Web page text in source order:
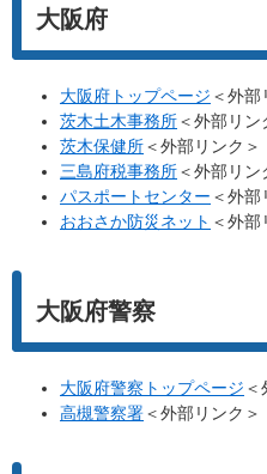
大阪府
大阪府トップページ ＜外部
茨木土木事務所＜外部リン
茨木保健所＜外部リンク＞
三島府税事務所＜外部リン
パスポートセンター ＜外部
おおさか防災ネット ＜外部
大阪府警察
大阪府警察トップページ ＜
高槻警察署＜外部リンク＞